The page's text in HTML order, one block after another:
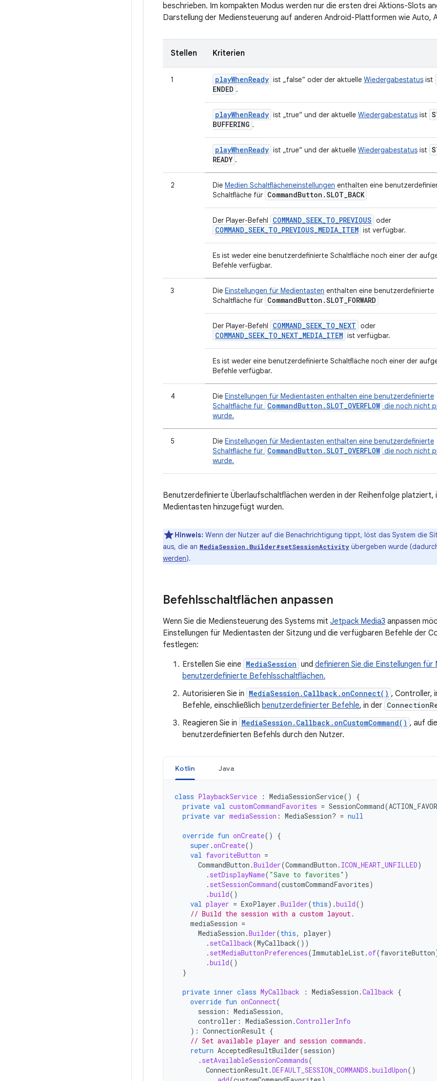
beschrieben. Im kompakten Modus werden nur die ersten drei Aktions-Slots
Darstellung der Mediensteuerung auf anderen Android-Plattformen wie Auto,
Stellen Kriterien
1 playWhenReady ist „false“ oder der aktuelle Wiedergabestatus ist
ENDED .
playWhenReady ist „true“ und der aktuelle Wiedergabestatus ist
BUFFERING .
playWhenReady ist „true“ und der aktuelle Wiedergabestatus ist
READY .
2 Die Medien Schaltflächeneinstellungen enthalten eine
Schaltfläche für CommandButton .SLOT BACK
Der Player-Befehl COMMAND_SEEK_TO_PREVIOUS oder
COMMAND_SEEK_TO_PREVIOUS_MEDIA_ITEM ist verfügbar.
Es ist weder eine benutzerdefinierte Schaltfläche noch einer der
Befehle verfügbar.
3 Die Einstellungen für Medientasten enthalten eine benutzerdefinierte
Schaltfläche für CommandButton .SLOT FORWARD
Der Player-Befehl COMMAND_SEEK_TO_NEXT oder
COMMAND_SEEK_TO_NEXT_MEDIA_ITEM ist verfügbar.
Es ist weder eine benutzerdefinierte Schaltfläche noch einer der
Befehle verfügbar.
4 Die Einstellungen für Medientasten enthalten eine benutzerdefinierte
Schaltfläche für CommandButton.SLOT_OVERFLOW die noch nicht
wurde.
5 Die Einstellungen für Medientasten enthalten eine benutzerdefinierte
Schaltfläche für CommandButton.SLOT_OVERFLOW die noch nicht
wurde.
Benutzerdefinierte Überlaufschaltflächen werden in der Reihenfolge platziert,
Medientasten hinzugefügt wurden.
Hinweis: Wenn der Nutzer auf die Benachrichtigung tippt, löst das System die
aus, die an MediaSession.Builder#setSessionActivity übergeben wurde
werden).
Befehlsschaltflächen anpassen
Wenn Sie die Mediensteuerung des Systems mit Jetpack Media3 anpassen
Einstellungen für Medientasten der Sitzung und die verfügbaren Befehle der
festlegen:
Erstellen Sie eine MediaSession und definieren Sie die Einstellungen
benutzerdefinierte Befehlsschaltflächen.
Autorisieren Sie in MediaSession.Callback.onConnect() , Controller,
Befehle, einschließlich benutzerdefinierter Befehle, in der
Reagieren Sie in MediaSession.Callback.onCustomCommand() , auf
benutzerdefinierten Befehls durch den Nutzer.
Kotlin Java
class PlaybackService : MediaSessionService()
{
private val customCommandFavorites = SessionCommand(
private var mediaSession : MediaSession? = null
override fun onCreate()
{
super .onCreate()
val favoriteButton =
CommandButton .Builder(CommandButton . ICON_HEART_UNFILLED)
. setDisplayName( "Save to favorites" )
. setSessionCommand(customCommandFavorites)
.build()
val player = ExoPlayer .Builder(this).build()
// Build the session with a custom layout.
mediaSession =
MediaSession .Builder(this, player)
. setCallback(MyCallback())
. setMediaButtonPreferences(ImmutableList .of(favoriteButton
.build()
}
private inner class MyCallback : MediaSession .Callback {
override fun onConnect(
session : MediaSession,
controller : MediaSession .ControllerInfo
): ConnectionResult {
// Set available player and session commands.
return AcceptedResultBuilder(session)
. setAvailableSessionCommands(
ConnectionResult .DEFAULT_SESSION_COMMANDS .buildUpon()